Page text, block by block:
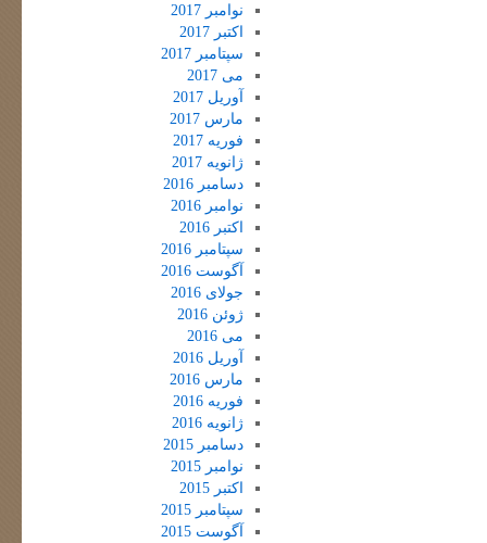
نوامبر 2017
اکتبر 2017
سپتامبر 2017
می 2017
آوریل 2017
مارس 2017
فوریه 2017
ژانویه 2017
دسامبر 2016
نوامبر 2016
اکتبر 2016
سپتامبر 2016
آگوست 2016
جولای 2016
ژوئن 2016
می 2016
آوریل 2016
مارس 2016
فوریه 2016
ژانویه 2016
دسامبر 2015
نوامبر 2015
اکتبر 2015
سپتامبر 2015
آگوست 2015